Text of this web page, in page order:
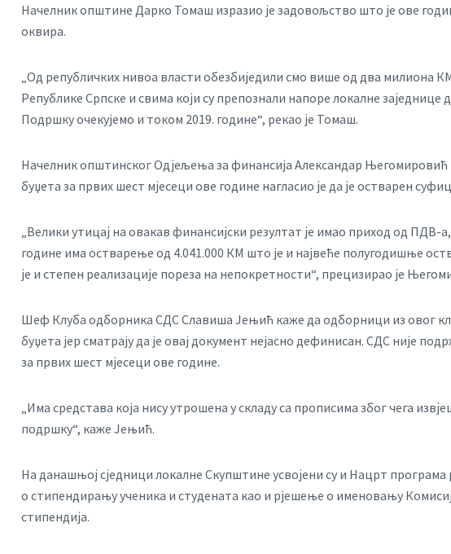
Начелник општине Дарко Томаш изразио је задовољство што је ове
оквира.
„Од републичких нивоа власти обезбиједили смо више од два милиона
Републике Српске и свима који су препознали напоре локалне заједнице
Подршку очекујемо и током 2019. године“, рекао је Томаш.
Начелник општинског Одјељења за финансија Александар Његомировић
буџета за првих шест мјесеци ове године нагласио је да је остварен
„Велики утицај на овакав финансијски резултат је имао приход од ПДВ-
године има остварење од 4.041.000 КМ што је и највеће полугодишње
је и степен реализације пореза на непокретности“, прецизирао је
Шеф Клуба одборника СДС Славиша Јењић каже да одборници из овог
буџета јер сматрају да је овај документ нејасно дефинисан. СДС није
за првих шест мјесеци ове године.
„Има средстава која нису утрошена у складу са прописима због чега
подршку“, каже Јењић.
На данашњој сједници локалне Скупштине усвојени су и Нацрт програма
о стипендирању ученика и студената као и рјешење о именовању
стипендија.